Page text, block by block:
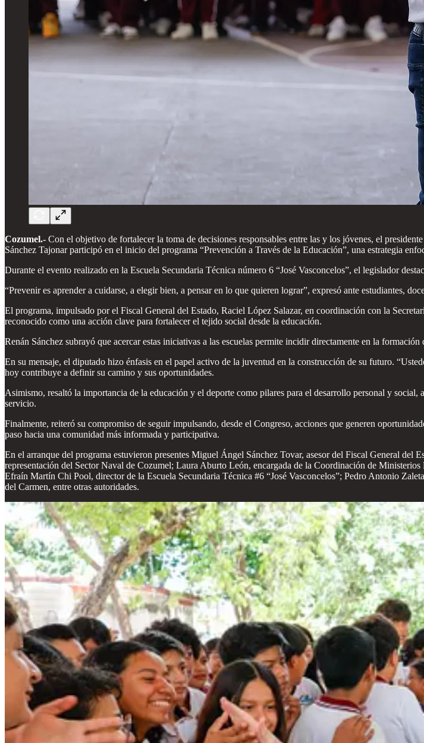
Cozumel.- Con el objetivo de fortalecer la toma de decisiones responsables entre las y los jóvenes, el
Sánchez Tajonar participó en el inicio del programa “Prevención a Través de la Educación”, una estrategia
Durante el evento realizado en la Escuela Secundaria Técnica número 6 “José Vasconcelos”, el legislador
“Prevenir es aprender a cuidarse, a elegir bien, a pensar en lo que quieren lograr”, expresó ante estudiantes,
El programa, impulsado por el Fiscal General del Estado, Raciel López Salazar, en coordinación con la
reconocido como una acción clave para fortalecer el tejido social desde la educación.
Renán Sánchez subrayó que acercar estas iniciativas a las escuelas permite incidir directamente en la formación
En su mensaje, el diputado hizo énfasis en el papel activo de la juventud en la construcción de su futuro.
hoy contribuye a definir su camino y sus oportunidades.
Asimismo, resaltó la importancia de la educación y el deporte como pilares para el desarrollo personal y
servicio.
Finalmente, reiteró su compromiso de seguir impulsando, desde el Congreso, acciones que generen
paso hacia una comunidad más informada y participativa.
En el arranque del programa estuvieron presentes Miguel Ángel Sánchez Tovar, asesor del Fiscal General
representación del Sector Naval de Cozumel; Laura Aburto León, encargada de la Coordinación de
Efraín Martín Chi Pool, director de la Escuela Secundaria Técnica #6 “José Vasconcelos”; Pedro Antonio
del Carmen, entre otras autoridades.
Compartir
Discusión sobre este post
Comentarios Restacks